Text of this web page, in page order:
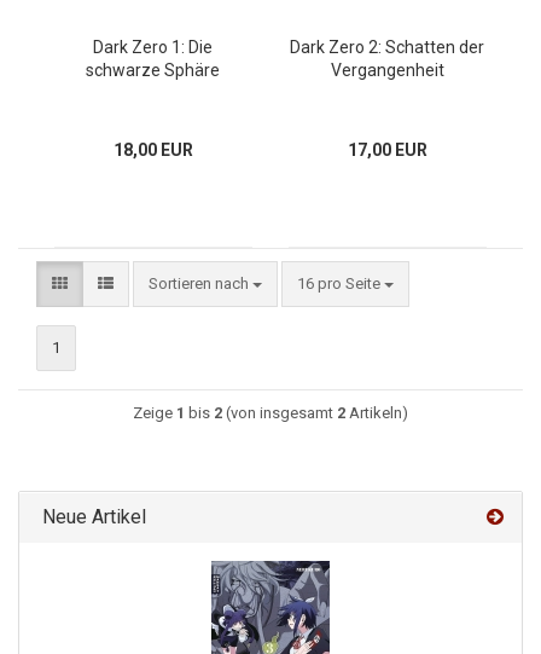
Dark Zero 1: Die
schwarze Sphäre
18,00 EUR
Dark Zero 2: Schatten der
Vergangenheit
17,00 EUR
Sortieren nach 16 pro Seite
1
Zeige 1 bis 2 (von insgesamt 2 Artikeln)
Neue Artikel